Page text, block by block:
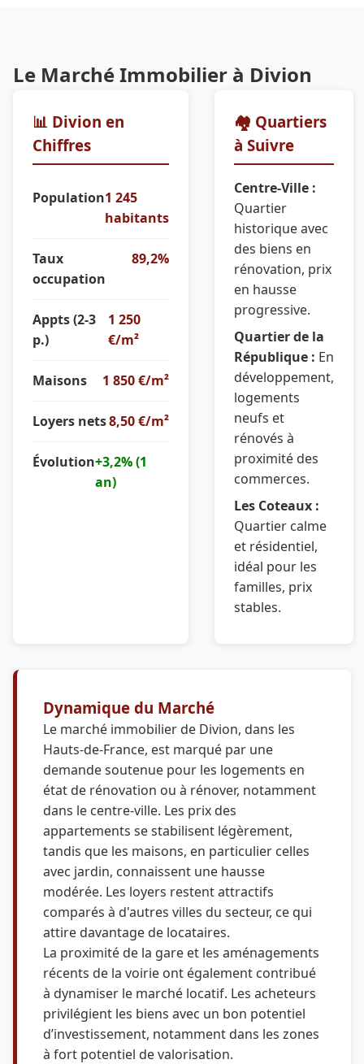
Le Marché Immobilier à Divion
📊 Divion en
Chiffres
Population1 245
habitants
Taux
occupation
89,2%
Appts (2-3
p.)
1 250
€/m²
Maisons 1 850 €/m²
Loyers nets8,50 €/m²
Évolution+3,2% (1
an)
🏘️ Quartiers
à Suivre
Centre-Ville :
Quartier
historique avec
des biens en
rénovation, prix
en hausse
progressive.
Quartier de la
République : En
développement,
logements
neufs et
rénovés à
proximité des
commerces.
Les Coteaux :
Quartier calme
et résidentiel,
idéal pour les
familles, prix
stables.
Dynamique du Marché
Le marché immobilier de Divion, dans les
Hauts-de-France, est marqué par une
demande soutenue pour les logements en
état de rénovation ou à rénover, notamment
dans le centre-ville. Les prix des
appartements se stabilisent légèrement,
tandis que les maisons, en particulier celles
avec jardin, connaissent une hausse
modérée. Les loyers restent attractifs
comparés à d'autres villes du secteur, ce qui
attire davantage de locataires.
La proximité de la gare et les aménagements
récents de la voirie ont également contribué
à dynamiser le marché locatif. Les acheteurs
privilégient les biens avec un bon potentiel
d’investissement, notamment dans les zones
à fort potentiel de valorisation.